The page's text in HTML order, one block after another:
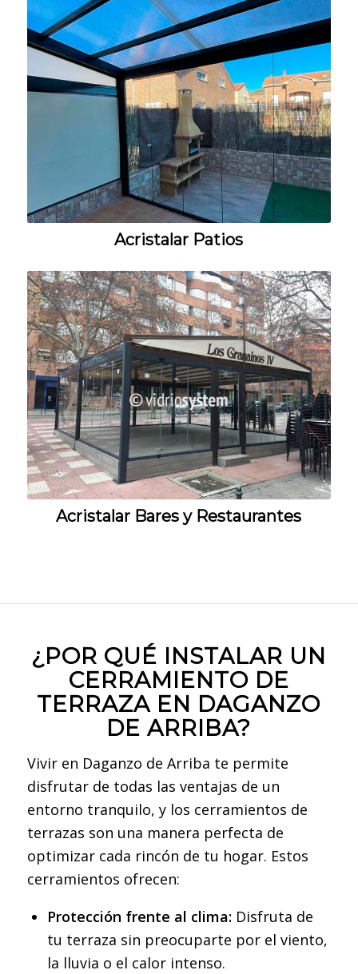
Acristalar Patios
Acristalar Bares y Restaurantes
¿POR QUÉ INSTALAR UN
CERRAMIENTO DE
TERRAZA EN DAGANZO
DE ARRIBA?
Vivir en Daganzo de Arriba te permite
disfrutar de todas las ventajas de un
entorno tranquilo, y los cerramientos de
terrazas son una manera perfecta de
optimizar cada rincón de tu hogar. Estos
cerramientos ofrecen:
Protección frente al clima:Disfruta de
tu terraza sin preocuparte por el viento,
la lluvia o el calor intenso.